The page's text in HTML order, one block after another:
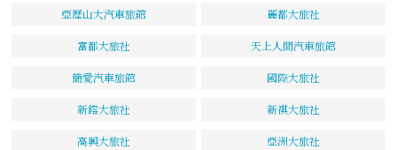
亞歷山大汽車旅館 麗都大旅社
富都大旅社 天上人間汽車旅館
簡愛汽車旅館 國際大旅社
新鎔大旅社 新祺大旅社
高興大旅社 亞洲大旅社